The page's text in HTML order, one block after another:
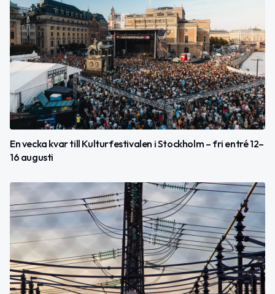
En vecka kvar till Kulturfestivalen i Stockholm – fri entré 12–
16 augusti